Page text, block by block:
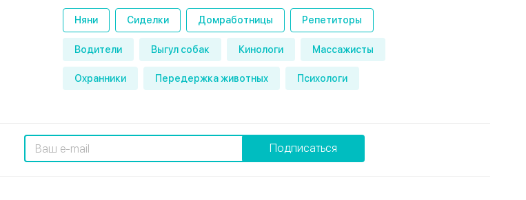
Няни Сиделки Домработницы Репетиторы
Водители Выгул собак Кинологи Массажисты
Охранники Передержка животных Психологи
Подписаться